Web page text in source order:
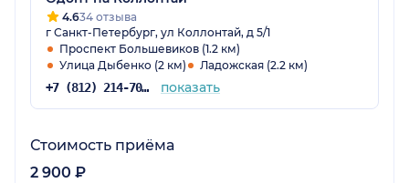
4.634 отзыва
г Санкт-Петербург, ул Коллонтай, д 5/1
Проспект Большевиков (1.2 км)
Улица Дыбенко (2 км)
Ладожская (2.2 км)
+7 (812) 214-70-82 показать
Стоимость приёма
2 900 ₽